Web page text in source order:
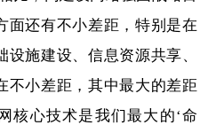
面还有不小差距，特别是在
施建设、信息资源共享、
不小差距，其中最大的差距
核心技术是我们最大的‘命